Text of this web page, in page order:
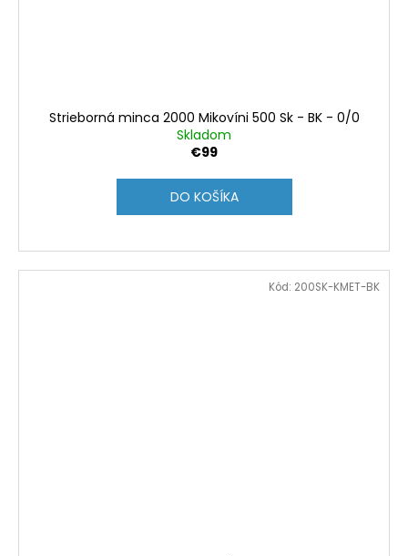
Strieborná minca 2000 Mikovíni 500 Sk - BK - 0/0
Skladom
€99
DO KOŠÍKA
Kód: 200SK-KMET-BK